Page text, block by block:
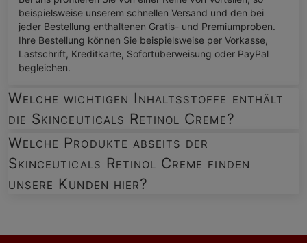
beispielsweise unserem schnellen Versand und den bei
jeder Bestellung enthaltenen Gratis- und Premiumproben.
Ihre Bestellung können Sie beispielsweise per Vorkasse,
Lastschrift, Kreditkarte, Sofortüberweisung oder PayPal
begleichen.
Welche wichtigen Inhaltsstoffe enthält
die Skinceuticals Retinol Creme?
Welche Produkte abseits der
Skinceuticals Retinol Creme finden
unsere Kunden hier?